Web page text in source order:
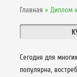
Главная » Диплом
Сегодня для
популярна,